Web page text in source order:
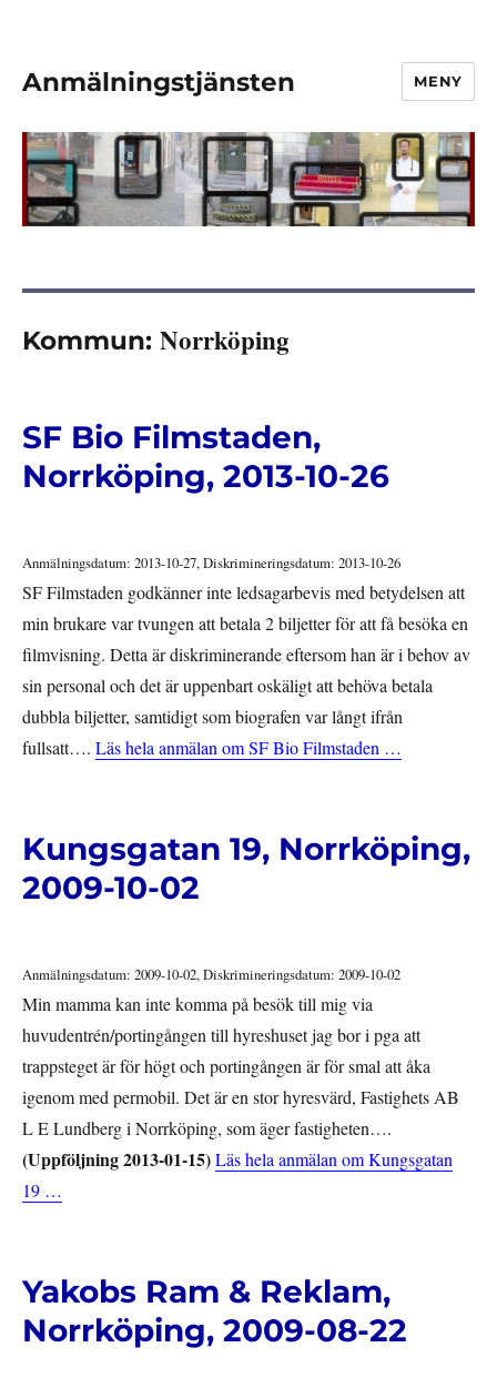
Anmälningstjänsten MENY
Kommun:Norrköping
SF Bio Filmstaden,
Norrköping, 2013-10-26
Anmälningsdatum: 2013-10-27, Diskrimineringsdatum: 2013-10-26
SF Filmstaden godkänner inte ledsagarbevis med betydelsen att
min brukare var tvungen att betala 2 biljetter för att få besöka en
filmvisning. Detta är diskriminerande eftersom han är i behov av
sin personal och det är uppenbart oskäligt att behöva betala
dubbla biljetter, samtidigt som biografen var långt ifrån
fullsatt….Läs hela anmälan om SF Bio Filmstaden …
Kungsgatan 19, Norrköping,
2009-10-02
Anmälningsdatum: 2009-10-02, Diskrimineringsdatum: 2009-10-02
Min mamma kan inte komma på besök till mig via
huvudentrén/portingången till hyreshuset jag bor i pga att
trappsteget är för högt och portingången är för smal att åka
igenom med permobil. Det är en stor hyresvärd, Fastighets AB
L E Lundberg i Norrköping, som äger fastigheten….
(Uppföljning 2013-01-15)Läs hela anmälan om Kungsgatan
19 …
Yakobs Ram & Reklam,
Norrköping, 2009-08-22